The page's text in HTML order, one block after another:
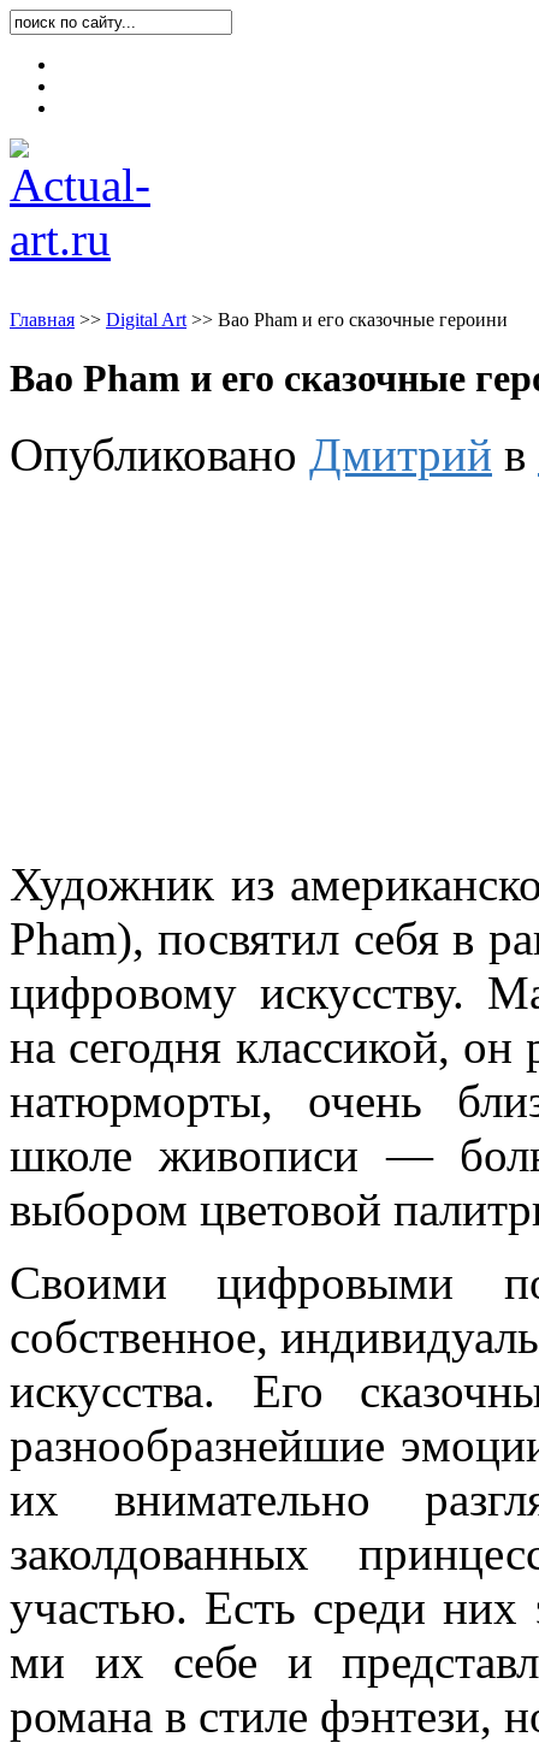
Главная >> Digital Art >> Bao Pham и его сказочные героини
Bao Pham и его сказочные
Опубликовано Дмитрий в
Художник из
Pham), посвятил себя в
цифровому искусству.
на сегодня классикой, он
натюрморты, очень
школе живописи —
выбором цветовой
Своими цифровыми
собственное,
искусства. Его
разнообразнейшие
их внимательно
заколдованных
участью. Есть среди
ми их себе и
романа в стиле фэнтези,